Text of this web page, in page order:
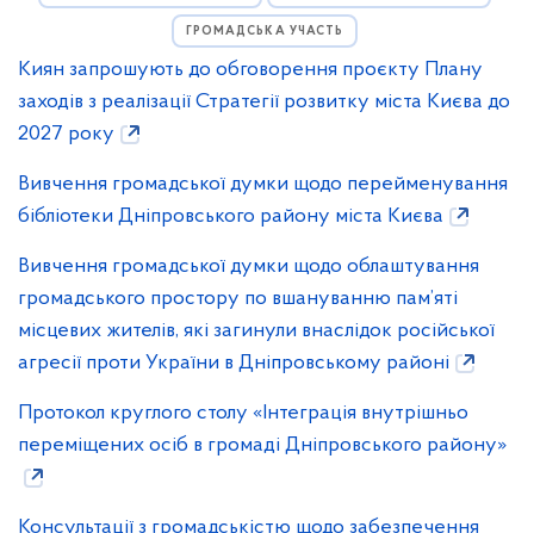
ГРОМАДСЬКА УЧАСТЬ
Киян запрошують до обговорення проєкту Плану
заходів з реалізації Стратегії розвитку міста Києва до
2027 року
Вивчення громадської думки щодо перейменування
бібліотеки Дніпровського району міста Києва
Вивчення громадської думки щодо облаштування
громадського простору по вшануванню пам’яті
місцевих жителів, які загинули внаслідок російської
агресії проти України в Дніпровському районі
Протокол круглого столу «Інтеграція внутрішньо
переміщених осіб в громаді Дніпровського району»
Консультації з громадськістю щодо забезпечення